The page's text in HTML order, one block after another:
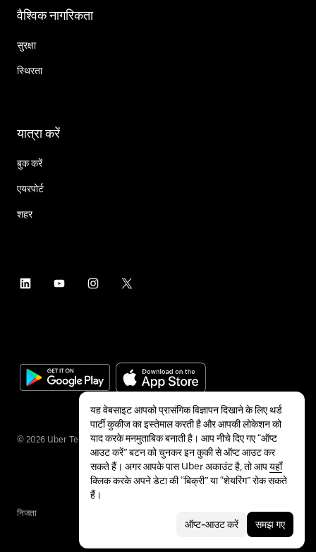
वैश्विक नागरिकता
सुरक्षा
स्थिरता
यात्रा करें
बुक करें
एयरपोर्ट
शहर
© 2026 Uber Technologies Inc.
निजता
यह वेबसाइट आपको प्रासंगिक विज्ञापन दिखाने के लिए थर्ड
पार्टी कुकीज का इस्तेमाल करती है और आपकी लोकेशन को
याद करके मनमुताबिक बनाती है। आप नीचे दिए गए “ऑप्ट
आउट करें” बटन को चुनकर इन कुकी से ऑप्ट आउट कर
सकते हैं। अगर आपके पास Uber अकाउंट है, तो आपयहाँ
क्लिक करके अपने डेटा की “बिक्री” या “शेयरिंग” रोक सकते
हैं।
ऑप्ट-आउट करें समझ गए